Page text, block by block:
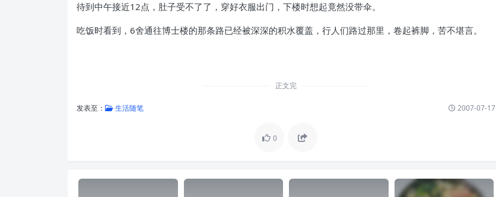
待到中午接近12点，肚子受不了了，穿好衣服出门，下楼时想起竟然没带伞。
吃饭时看到，6舍通往博士楼的那条路已经被深深的积水覆盖，行人们路过那里，卷起裤脚，苦不堪言。
正文完
发表至： 生活随笔 2007-07-17
0